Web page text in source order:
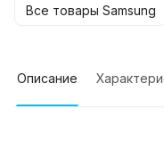
Все товары Samsung
Описание